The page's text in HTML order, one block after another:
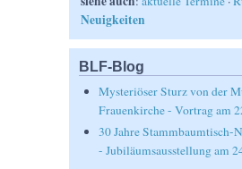
Neuigkeiten
BLF-Blog
Mysteriöser Sturz von der
Frauenkirche - Vortrag am
30 Jahre Stammbaumtisch-
- Jubiläumsausstellung am